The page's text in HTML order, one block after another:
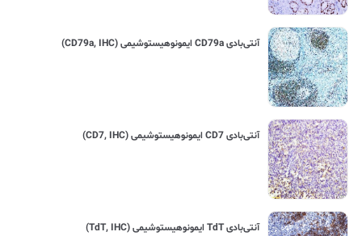
آنتی‌بادی CD79a ایمونوهیستوشیمی (CD79a, IHC)
آنتی‌بادی CD7 ایمونوهیستوشیمی (CD7, IHC)
آنتی‌بادی TdT ایمونوهیستوشیمی (TdT, IHC)